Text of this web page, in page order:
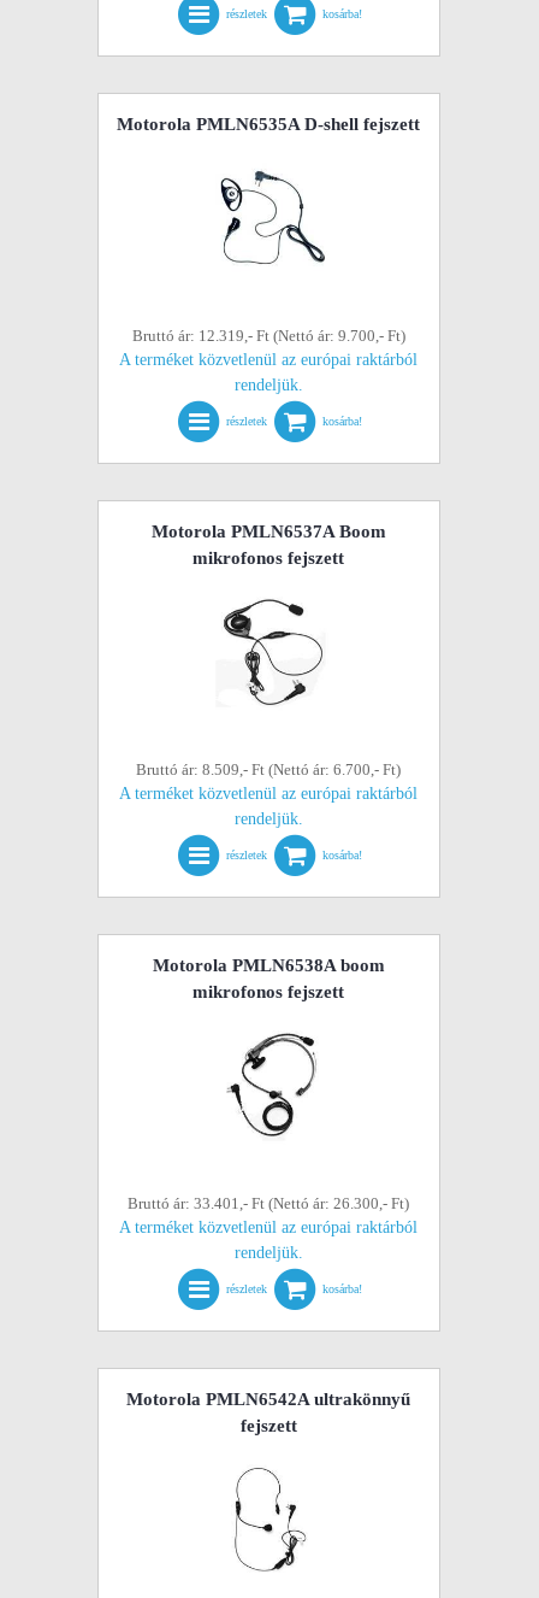
részletek kosárba!
Motorola PMLN6535A D-shell fejszett
Bruttó ár: 12.319,- Ft (Nettó ár: 9.700,- Ft)
A terméket közvetlenül az európai raktárból
rendeljük.
részletek kosárba!
Motorola PMLN6537A Boom
mikrofonos fejszett
Bruttó ár: 8.509,- Ft (Nettó ár: 6.700,- Ft)
A terméket közvetlenül az európai raktárból
rendeljük.
részletek kosárba!
Motorola PMLN6538A boom
mikrofonos fejszett
Bruttó ár: 33.401,- Ft (Nettó ár: 26.300,- Ft)
A terméket közvetlenül az európai raktárból
rendeljük.
részletek kosárba!
Motorola PMLN6542A ultrakönnyű
fejszett